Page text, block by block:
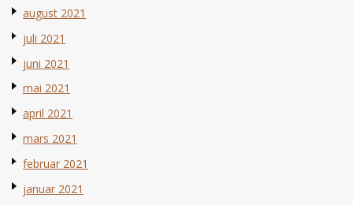
august 2021
juli 2021
juni 2021
mai 2021
april 2021
mars 2021
februar 2021
januar 2021